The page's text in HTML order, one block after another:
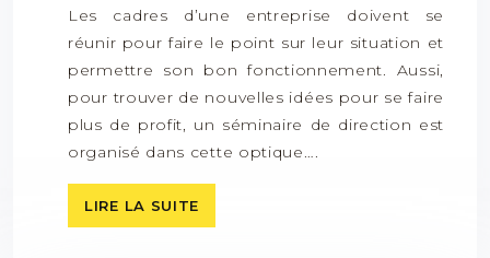
Les cadres d’une entreprise doivent se
réunir pour faire le point sur leur situation et
permettre son bon fonctionnement. Aussi,
pour trouver de nouvelles idées pour se faire
plus de profit, un séminaire de direction est
organisé dans cette optique….
LIRE LA SUITE